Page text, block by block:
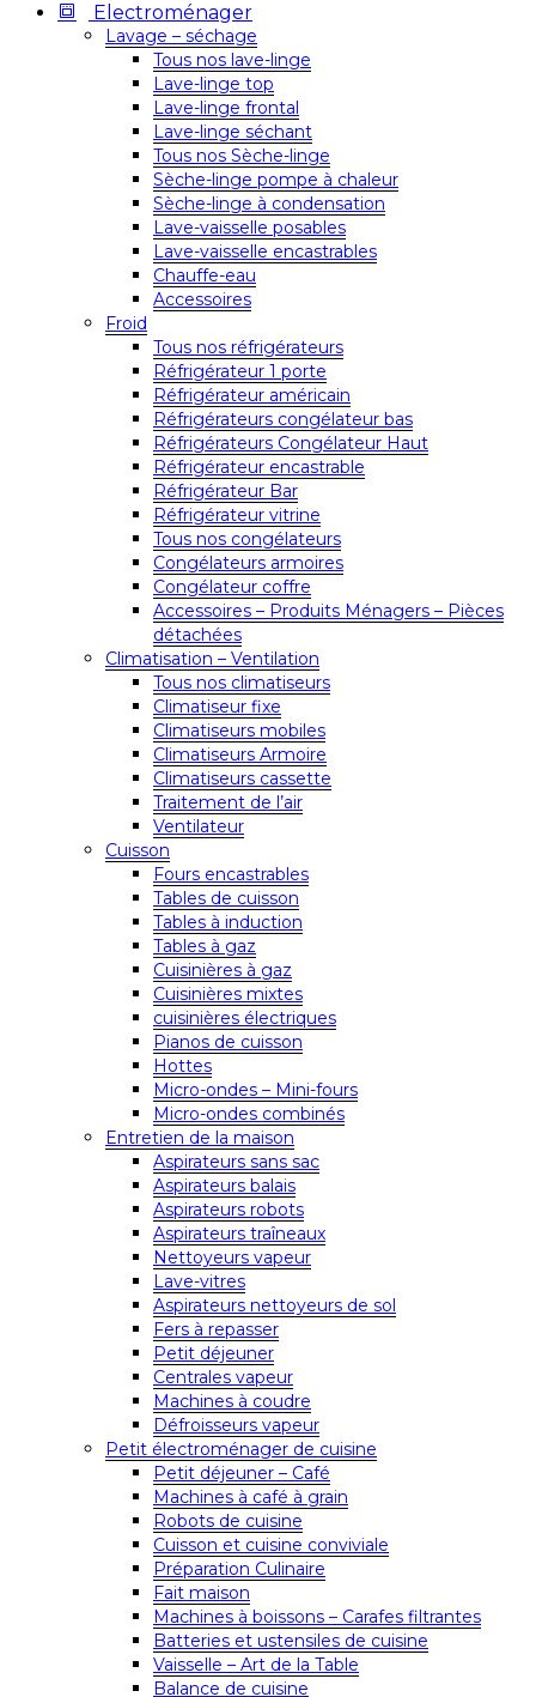
Electroménager
Lavage – séchage
Tous nos lave-linge
Lave-linge top
Lave-linge frontal
Lave-linge séchant
Tous nos Sèche-linge
Sèche-linge pompe à chaleur
Sèche-linge à condensation
Lave-vaisselle posables
Lave-vaisselle encastrables
Chauffe-eau
Accessoires
Froid
Tous nos réfrigérateurs
Réfrigérateur 1 porte
Réfrigérateur américain
Réfrigérateurs congélateur bas
Réfrigérateurs Congélateur Haut
Réfrigérateur encastrable
Réfrigérateur Bar
Réfrigérateur vitrine
Tous nos congélateurs
Congélateurs armoires
Congélateur coffre
Accessoires – Produits Ménagers – Pièces
détachées
Climatisation – Ventilation
Tous nos climatiseurs
Climatiseur fixe
Climatiseurs mobiles
Climatiseurs Armoire
Climatiseurs cassette
Traitement de l’air
Ventilateur
Cuisson
Fours encastrables
Tables de cuisson
Tables à induction
Tables à gaz
Cuisinières à gaz
Cuisinières mixtes
cuisinières électriques
Pianos de cuisson
Hottes
Micro-ondes – Mini-fours
Micro-ondes combinés
Entretien de la maison
Aspirateurs sans sac
Aspirateurs balais
Aspirateurs robots
Aspirateurs traîneaux
Nettoyeurs vapeur
Lave-vitres
Aspirateurs nettoyeurs de sol
Fers à repasser
Petit déjeuner
Centrales vapeur
Machines à coudre
Défroisseurs vapeur
Petit électroménager de cuisine
Petit déjeuner – Café
Machines à café à grain
Robots de cuisine
Cuisson et cuisine conviviale
Préparation Culinaire
Fait maison
Machines à boissons – Carafes filtrantes
Batteries et ustensiles de cuisine
Vaisselle – Art de la Table
Balance de cuisine